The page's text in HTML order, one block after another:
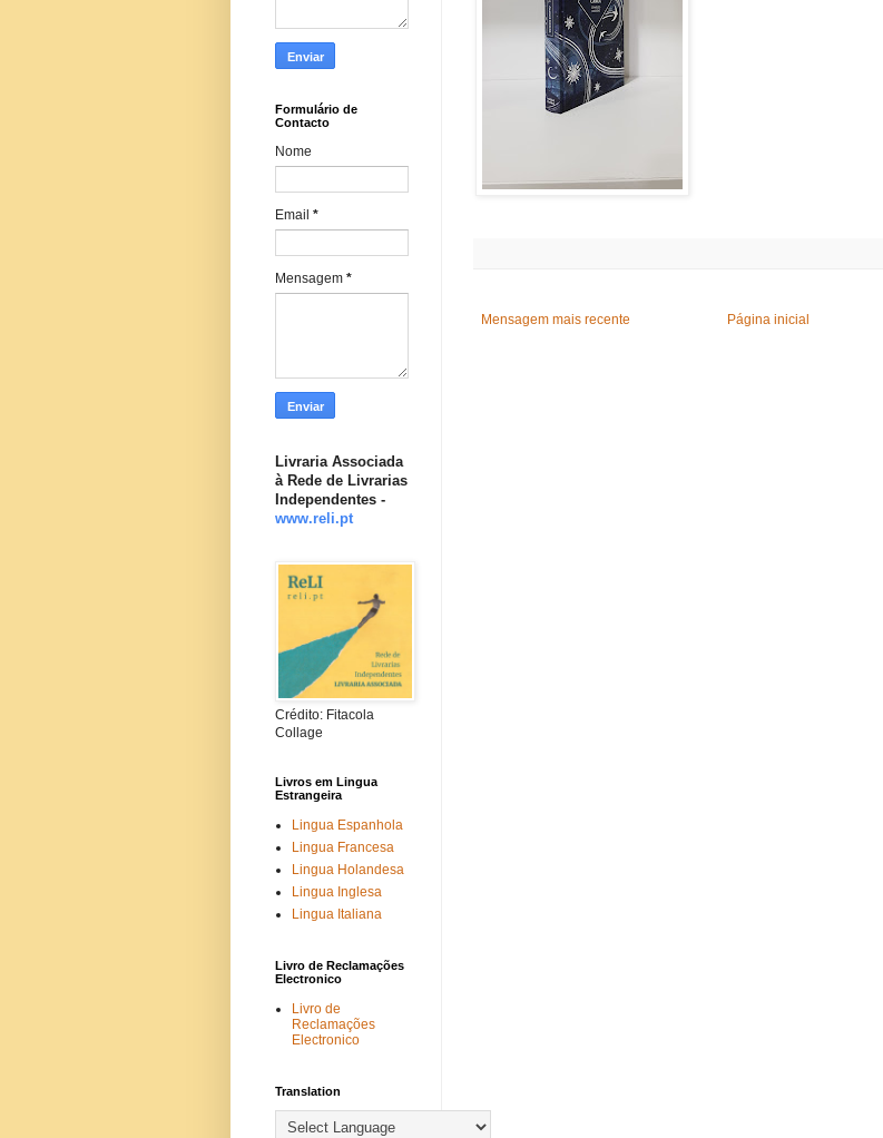
Mensagem mais recente Página inicial
Formulário de
Contacto
Nome
Email *
Mensagem *
Livraria Associada
à Rede de Livrarias
Independentes -
www.reli.pt
Crédito: Fitacola
Collage
Livros em Lingua
Estrangeira
Lingua Espanhola
Lingua Francesa
Lingua Holandesa
Lingua Inglesa
Lingua Italiana
Livro de Reclamações
Electronico
Livro de
Reclamações
Electronico
Translation